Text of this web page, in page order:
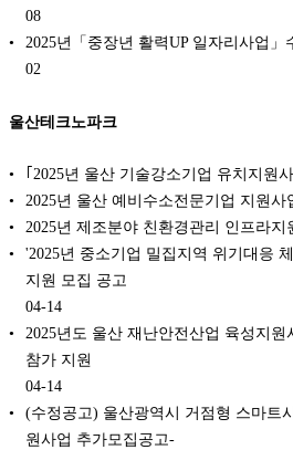
08
2025년「중장년 활력UP 일자리사업
02
울산테크노파크
｢2025년 울산 기술강소기업 유치지원
2025년 울산 예비수소전문기업 지원
2025년 제조분야 친환경관리 인프라지
'2025년 중소기업 밀집지역 위기대응
지원 모집 공고
04-14
2025년도 울산 재난안전산업 육성지
참가 지원
04-14
(수정공고) 울산광역시 거점형 스마트
원사업 추가모집공고-